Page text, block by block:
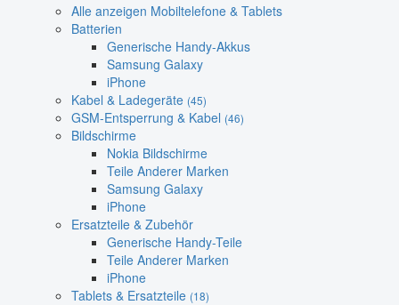
Alle anzeigen Mobiltelefone & Tablets
Batterien
Generische Handy-Akkus
Samsung Galaxy
iPhone
Kabel & Ladegeräte (45)
GSM-Entsperrung & Kabel (46)
Bildschirme
Nokia Bildschirme
Teile Anderer Marken
Samsung Galaxy
iPhone
Ersatzteile & Zubehör
Generische Handy-Teile
Teile Anderer Marken
iPhone
Tablets & Ersatzteile (18)